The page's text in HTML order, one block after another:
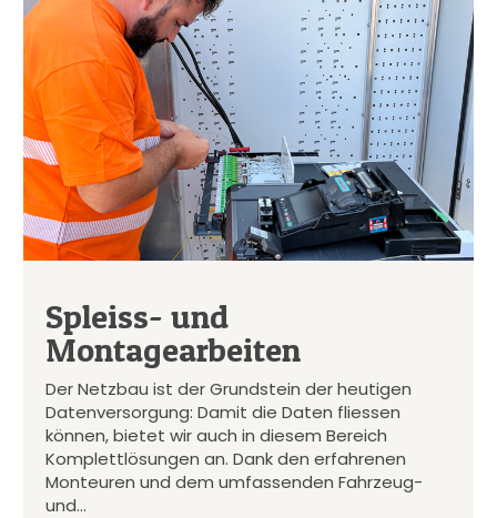
Spleiss- und
Montagearbeiten
Der Netzbau ist der Grundstein der heutigen
Datenversorgung: Damit die Daten fliessen
können, bietet wir auch in diesem Bereich
Komplettlösungen an. Dank den erfahrenen
Monteuren und dem umfassenden Fahrzeug-
und…